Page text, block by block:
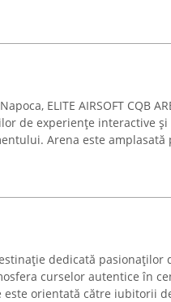
ELITE AIRSOFT CQB
de experiențe interactive și
Arena este amplasată
dedicată pasionaților
curselor autentice în
este orientată către iubitorii